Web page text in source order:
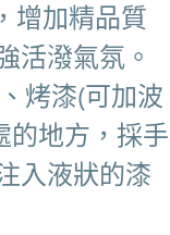
增加精品質
活潑氣氛。
烤漆(可加波
的地方，採手
入液狀的漆